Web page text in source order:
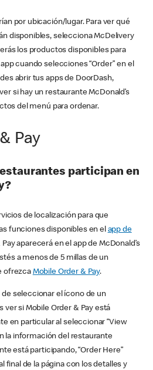
por ubicación/lugar. Para ver qué
disponibles, selecciona McDelivery
los productos disponibles para
cuando selecciones “Order” en el
abrir tus apps de DoorDash,
si hay un restaurante McDonald’s
del menú para ordenar.
Pay
participan en
de localización para que
funciones disponibles en el app de
aparecerá en el app de McDonald’s
a menos de 5 millas de un
ofrezca Mobile Order & Pay.
seleccionar el ícono de un
si Mobile Order & Pay está
en particular al seleccionar “View
la información del restaurante
está participando, “Order Here”
final de la página con los detalles y